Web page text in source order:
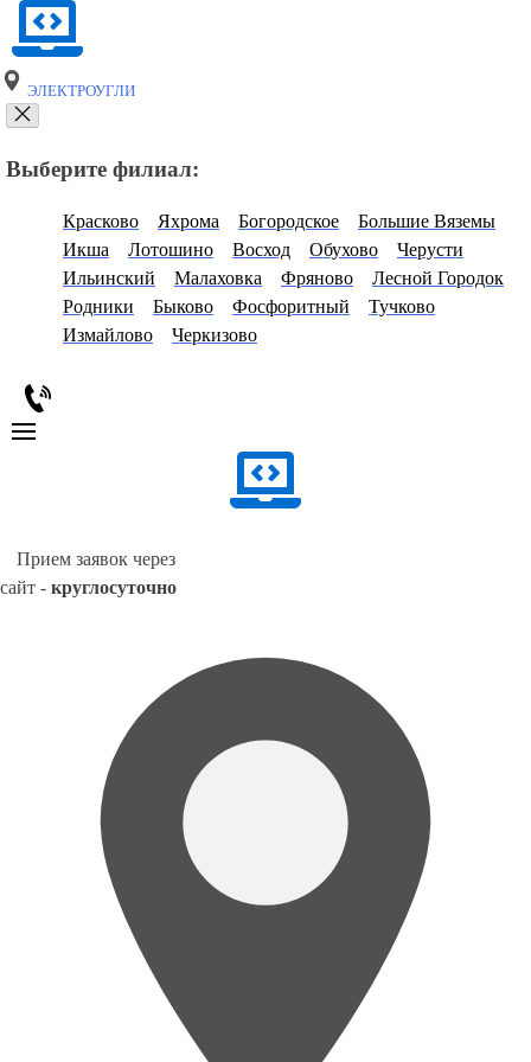
ЭЛЕКТРОУГЛИ
Выберите филиал:
Красково Яхрома Богородское
Большие Вяземы
Икша
Лотошино Восход Обухово
Черусти
Ильинский
Малаховка Фряново
Лесной Городок
Родники
Быково Фосфоритный
Тучково
Измайлово
Черкизово
Прием заявок через
сайт - круглосуточно